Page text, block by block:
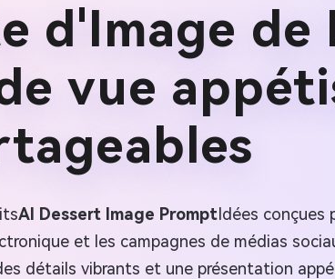
d'Image de
vue
AI Dessert Image Prompt Idées
et les campagnes de médias
détails vibrants et une présentation